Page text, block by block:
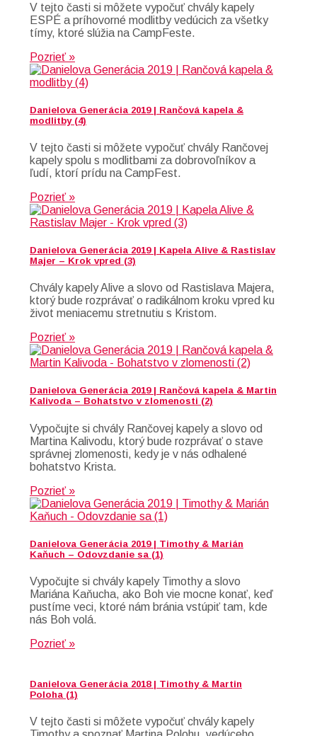
V tejto časti si môžete vypočuť chvály kapely
ESPÉ a príhovorné modlitby vedúcich za všetky
tímy, ktoré slúžia na CampFeste.
Pozrieť »
Danielova Generácia 2019 | Rančová kapela &
modlitby (4)
V tejto časti si môžete vypočuť chvály Rančovej
kapely spolu s modlitbami za dobrovoľníkov a
ľudí, ktorí prídu na CampFest.
Pozrieť »
Danielova Generácia 2019 | Kapela Alive & Rastislav
Majer – Krok vpred (3)
Chvály kapely Alive a slovo od Rastislava Majera,
ktorý bude rozprávať o radikálnom kroku vpred ku
život meniacemu stretnutiu s Kristom.
Pozrieť »
Danielova Generácia 2019 | Rančová kapela & Martin
Kalivoda – Bohatstvo v zlomenosti (2)
Vypočujte si chvály Rančovej kapely a slovo od
Martina Kalivodu, ktorý bude rozprávať o stave
správnej zlomenosti, kedy je v nás odhalené
bohatstvo Krista.
Pozrieť »
Danielova Generácia 2019 | Timothy & Marián
Kaňuch – Odovzdanie sa (1)
Vypočujte si chvály kapely Timothy a slovo
Mariána Kaňucha, ako Boh vie mocne konať, keď
pustíme veci, ktoré nám bránia vstúpiť tam, kde
nás Boh volá.
Pozrieť »
Danielova Generácia 2018 | Timothy & Martin
Poloha (1)
V tejto časti si môžete vypočuť chvály kapely